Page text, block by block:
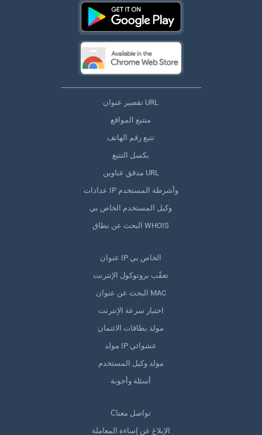
تقصير عنوان URL
متتبع المواقع
تتبع رقم الهاتف
بكسل التتبع
مدقق عناوين URL
عدادات IP وأشرطة المستخدم
وكيل المستخدم الخاص بي
البحث عن نطاق WHOIS
عنوان IP الخاص بي
تعقّب بروتوكول الإنترنت
البحث عن عنوان MAC
اختبار سرعة الإنترنت
مولد بطاقات الائتمان
مولد IP عشوائي
مولد وكيل المستخدم
أسئلة وأجوبة
Сتواصل معنا
الإبلاغ عن إساءة المعاملة